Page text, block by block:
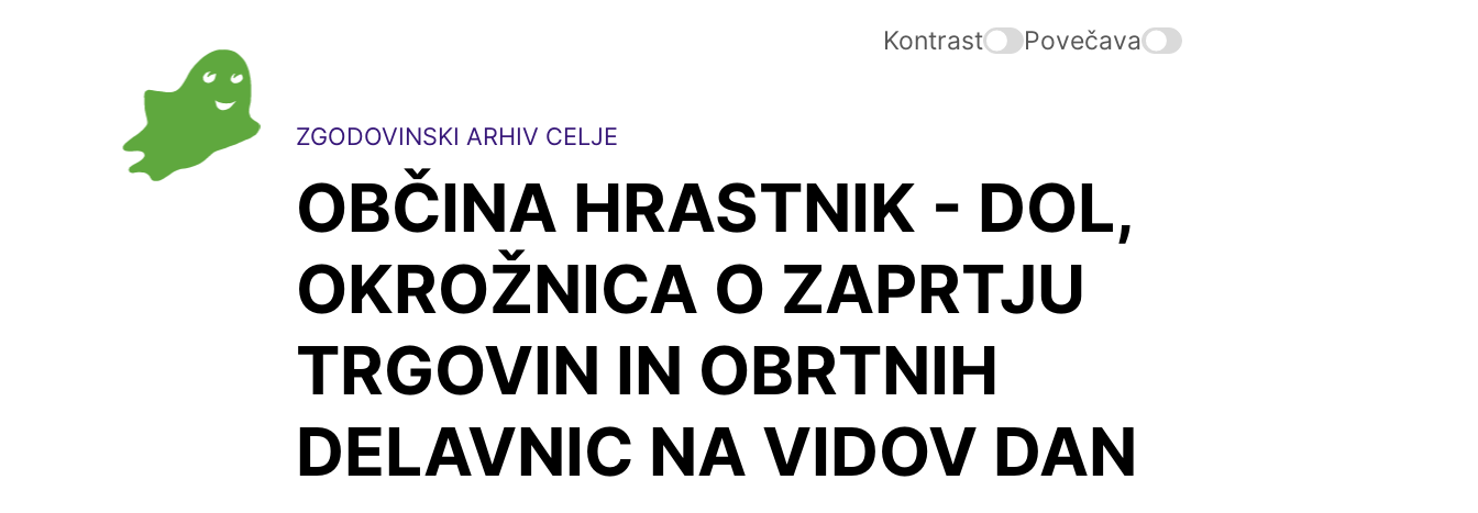
Kontrast Povečava
ZGODOVINSKI ARHIV CELJE
OBČINA HRASTNIK - DOL,
OKROŽNICA O ZAPRTJU
TRGOVIN IN OBRTNIH
DELAVNIC NA VIDOV DAN